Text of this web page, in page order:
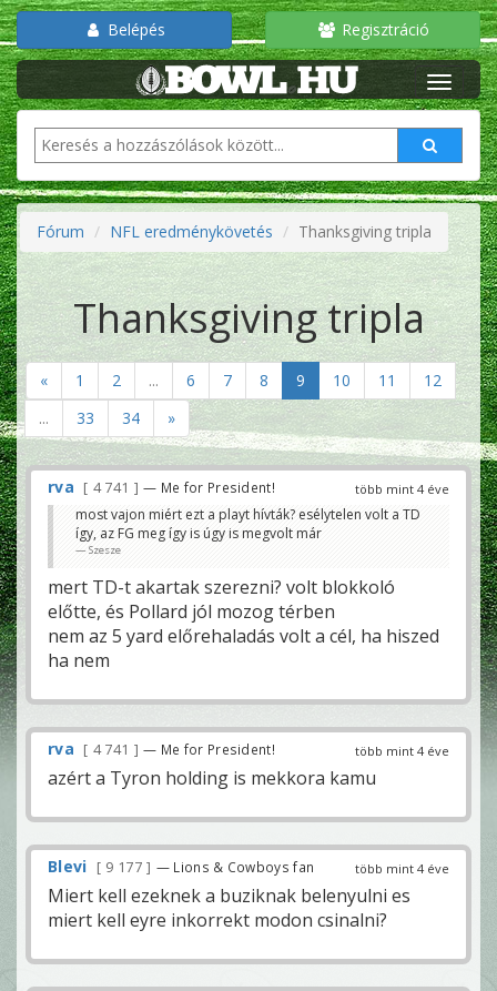
Belépés Regisztráció
Fórum NFL eredménykövetés Thanksgiving tripla
Thanksgiving tripla
« 1 2 ... 6 7 8 9 10 11
12
...
33 34 »
több mint 4 éve
rva 4 741 — Me for President!
most vajon miért ezt a playt hívták? esélytelen volt a TD
így, az FG meg így is úgy is megvolt már
Szesze
mert TD-t akartak szerezni? volt blokkoló
előtte, és Pollard jól mozog térben
nem az 5 yard előrehaladás volt a cél, ha hiszed
ha nem
több mint 4 éve
rva 4 741 — Me for President!
azért a Tyron holding is mekkora kamu
több mint 4 éve
Blevi 9 177 — Lions & Cowboys fan
Miert kell ezeknek a buziknak belenyulni es
miert kell eyre inkorrekt modon csinalni?